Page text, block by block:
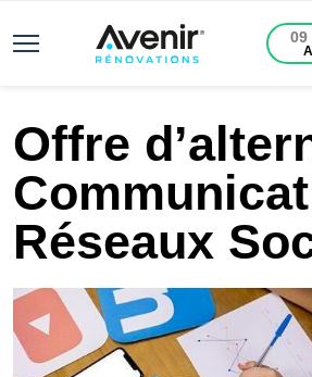
09
Offre
Réseaux